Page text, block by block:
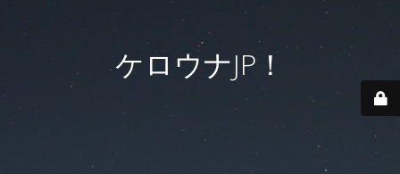
ケロウナJP！